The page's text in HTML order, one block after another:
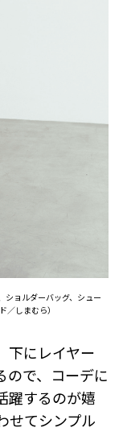
ョルダーバッグ、シュー
／しまむら）
下にレイヤー
ので、コーデに
躍するのが嬉
せてシンプル